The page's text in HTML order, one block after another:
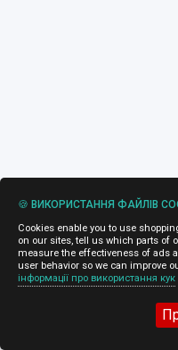
🍪 ВИКОРИСТАННЯ ФАЙЛІВ
Cookies enable you to use
on our sites, tell us which parts of
measure the effectiveness of ads
user behavior so we can improve
інформації про використання кук